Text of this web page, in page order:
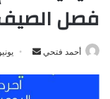
فصل
أحمد فتحي
أرسل
إلكترونيا
يونيو 20,